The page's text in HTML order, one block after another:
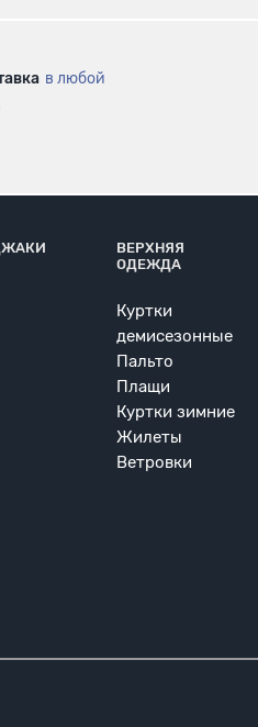
в любой
ВЕРХНЯЯ
ОДЕЖДА
Куртки
демисезонные
Пальто
Плащи
Куртки зимние
Жилеты
Ветровки